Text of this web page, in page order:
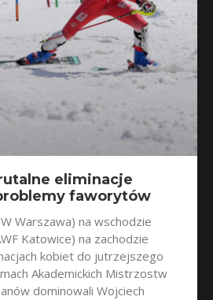
eliminacje
faworytów
Warszawa) na wschodzie
Katowice) na zachodzie
kobiet do jutrzejszego
Akademickich Mistrzostw
dominowali Wojciech